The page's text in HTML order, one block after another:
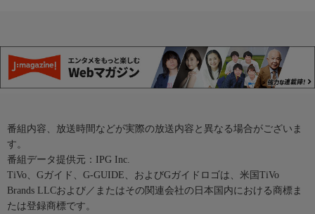
番組内容、放送時間などが実際の放送内容と異なる場合がございま
す。
番組データ提供元：IPG Inc.
TiVo、Gガイド、G-GUIDE、およびGガイドロゴは、米国TiVo
Brands LLCおよび／またはその関連会社の日本国内における商標ま
たは登録商標です。